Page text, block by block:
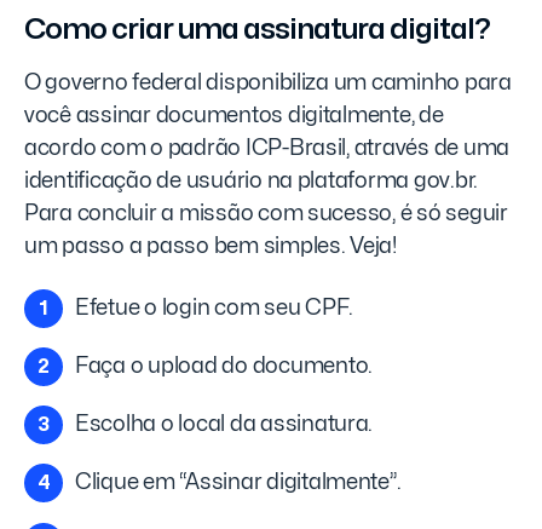
Como criar uma assinatura digital?
O governo federal disponibiliza um caminho para
você assinar documentos digitalmente, de
acordo com o padrão ICP-Brasil, através de uma
identificação de usuário na plataforma gov.br.
Para concluir a missão com sucesso, é só seguir
um passo a passo bem simples. Veja!
Efetue o login com seu CPF.
Faça o upload do documento.
Escolha o local da assinatura.
Clique em “Assinar digitalmente”.